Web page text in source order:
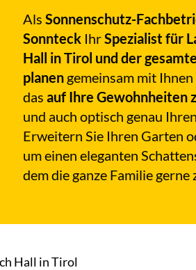
Hall in Tirol
Als Sonnenschutz-
SonnteckIhrSpezialist für
Hall in Tirol und der
planengemeinsam mit Ihnen
das auf Ihre Gewohnheiten
und auch optisch genau
Erweitern Sie Ihren Garten
um einen eleganten
dem die ganze Familie gerne